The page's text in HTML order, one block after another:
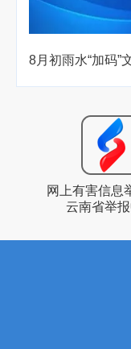
网上有害信息
云南省举